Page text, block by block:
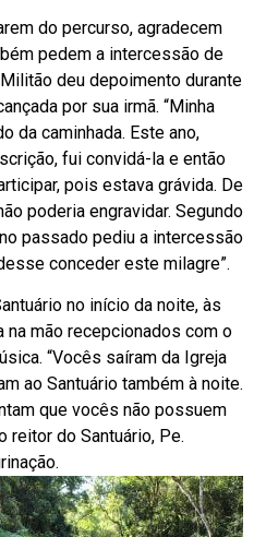
do percurso, agradecem
pedem a intercessão de
deu depoimento durante
por sua irmã. “Minha
da caminhada. Este ano,
fui convidá-la e então
pois estava grávida. De
poderia engravidar. Segundo
passado pediu a intercessão
conceder este milagre”.
no início da noite, às
na mão recepcionados com o
“Vocês saíram da Igreja
ao Santuário também à noite.
que vocês não possuem
reitor do Santuário, Pe.